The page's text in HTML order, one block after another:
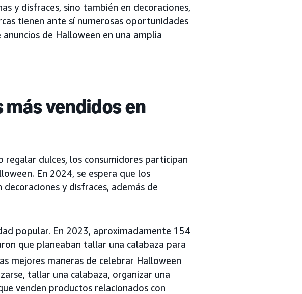
y disfraces, sino también en decoraciones,
tienen ante sí numerosas oportunidades
de Halloween en una amplia
vendidos en
dulces, los consumidores participan
En 2024, se espera que los
y disfraces, además de
popular. En 2023, aproximadamente 154
que planeaban tallar una calabaza para
mejores maneras de celebrar Halloween
tallar una calabaza, organizar una
venden productos relacionados con